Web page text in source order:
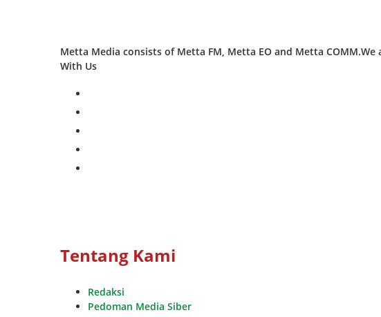
Metta Media consists of Metta FM, Metta EO and Metta
With Us
Tentang Kami
Redaksi
Pedoman Media Siber